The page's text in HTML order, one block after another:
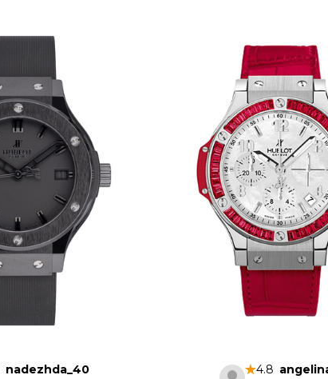
nadezhda_40 4.8